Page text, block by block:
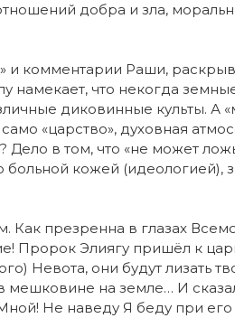
доб­ра и зла,
и ком­мен­та­рии Ра­ши,
на­ме­ка­ет, что не­ког­да
ди­ко­вин­ные куль­ты. А
«цар­ст­во», ду­хов­ная
в том, что «не мо­жет
ко­жей (иде­о­ло­ги­ей),
Как пре­зрен­на в гла­зах
Про­рок Эли­я­гу при­шёл к
Не­во­та, они бу­дут ли­зать
меш­ко­ви­не на зем­ле… И
Не на­ве­ду Я бе­ду при